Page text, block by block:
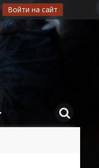
Войти на сайт